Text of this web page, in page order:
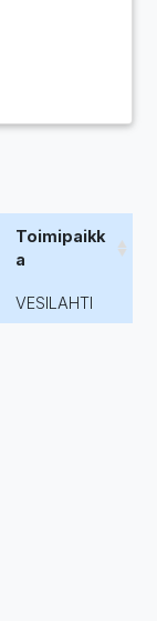
Toimipaikk
a
VESILAHTI